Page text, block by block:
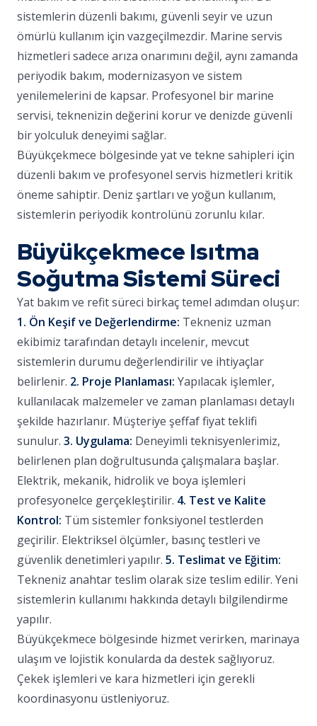
sistemlerin düzenli bakımı, güvenli seyir ve uzun
ömürlü kullanım için vazgeçilmezdir. Marine servis
hizmetleri sadece arıza onarımını değil, aynı zamanda
periyodik bakım, modernizasyon ve sistem
yenilemelerini de kapsar. Profesyonel bir marine
servisi, teknenizin değerini korur ve denizde güvenli
bir yolculuk deneyimi sağlar.
Büyükçekmece bölgesinde yat ve tekne sahipleri için
düzenli bakım ve profesyonel servis hizmetleri kritik
öneme sahiptir. Deniz şartları ve yoğun kullanım,
sistemlerin periyodik kontrolünü zorunlu kılar.
Büyükçekmece Isıtma
Soğutma Sistemi Süreci
Yat bakım ve refit süreci birkaç temel adımdan oluşur:
1. Ön Keşif ve Değerlendirme: Tekneniz uzman
ekibimiz tarafından detaylı incelenir, mevcut
sistemlerin durumu değerlendirilir ve ihtiyaçlar
belirlenir. 2. Proje Planlaması: Yapılacak işlemler,
kullanılacak malzemeler ve zaman planlaması detaylı
şekilde hazırlanır. Müşteriye şeffaf fiyat teklifi
sunulur. 3. Uygulama: Deneyimli teknisyenlerimiz,
belirlenen plan doğrultusunda çalışmalara başlar.
Elektrik, mekanik, hidrolik ve boya işlemleri
profesyonelce gerçekleştirilir. 4. Test ve Kalite
Kontrol: Tüm sistemler fonksiyonel testlerden
geçirilir. Elektriksel ölçümler, basınç testleri ve
güvenlik denetimleri yapılır. 5. Teslimat ve Eğitim:
Tekneniz anahtar teslim olarak size teslim edilir. Yeni
sistemlerin kullanımı hakkında detaylı bilgilendirme
yapılır.
Büyükçekmece bölgesinde hizmet verirken, marinaya
ulaşım ve lojistik konularda da destek sağlıyoruz.
Çekek işlemleri ve kara hizmetleri için gerekli
koordinasyonu üstleniyoruz.